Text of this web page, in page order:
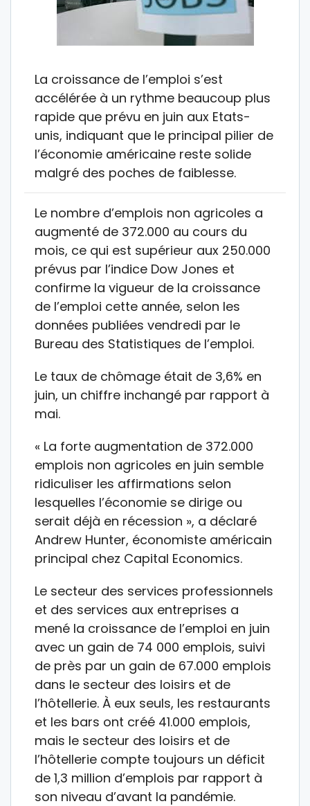
La croissance de l’emploi s’est
accélérée à un rythme beaucoup plus
rapide que prévu en juin aux Etats-
unis, indiquant que le principal pilier de
l’économie américaine reste solide
malgré des poches de faiblesse.
Le nombre d’emplois non agricoles a
augmenté de 372.000 au cours du
mois, ce qui est supérieur aux 250.000
prévus par l’indice Dow Jones et
confirme la vigueur de la croissance
de l’emploi cette année, selon les
données publiées vendredi par le
Bureau des Statistiques de l’emploi.
Le taux de chômage était de 3,6% en
juin, un chiffre inchangé par rapport à
mai.
« La forte augmentation de 372.000
emplois non agricoles en juin semble
ridiculiser les affirmations selon
lesquelles l’économie se dirige ou
serait déjà en récession », a déclaré
Andrew Hunter, économiste américain
principal chez Capital Economics.
Le secteur des services professionnels
et des services aux entreprises a
mené la croissance de l’emploi en juin
avec un gain de 74 000 emplois, suivi
de près par un gain de 67.000 emplois
dans le secteur des loisirs et de
l’hôtellerie. À eux seuls, les restaurants
et les bars ont créé 41.000 emplois,
mais le secteur des loisirs et de
l’hôtellerie compte toujours un déficit
de 1,3 million d’emplois par rapport à
son niveau d’avant la pandémie.